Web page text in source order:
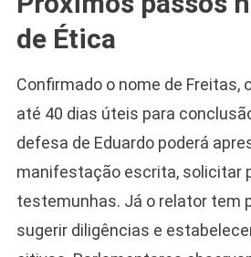
de Ética
Confirmado o nome de Freitas,
até 40 dias úteis para
defesa de Eduardo poderá
manifestação escrita, solicitar
testemunhas. Já o relator tem
sugerir diligências e